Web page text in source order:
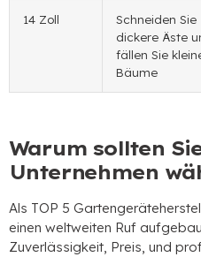
14 Zoll
Schneiden Sie
dickere Äste
fällen Sie
Bäume
Warum sollten
Unternehmen
Als TOP 5
einen weltweiten Ruf
Zuverlässigkeit, Preis, und